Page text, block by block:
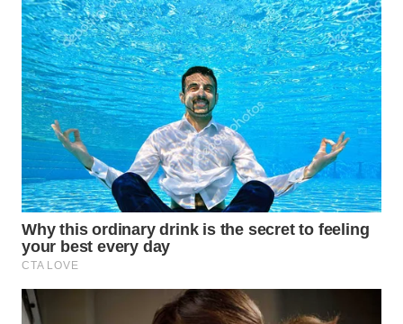
WN
KUNINGAN
WN
MAJALENGKA
WN
SUBANG
WN
SUKABUMI
PURWAKARTA